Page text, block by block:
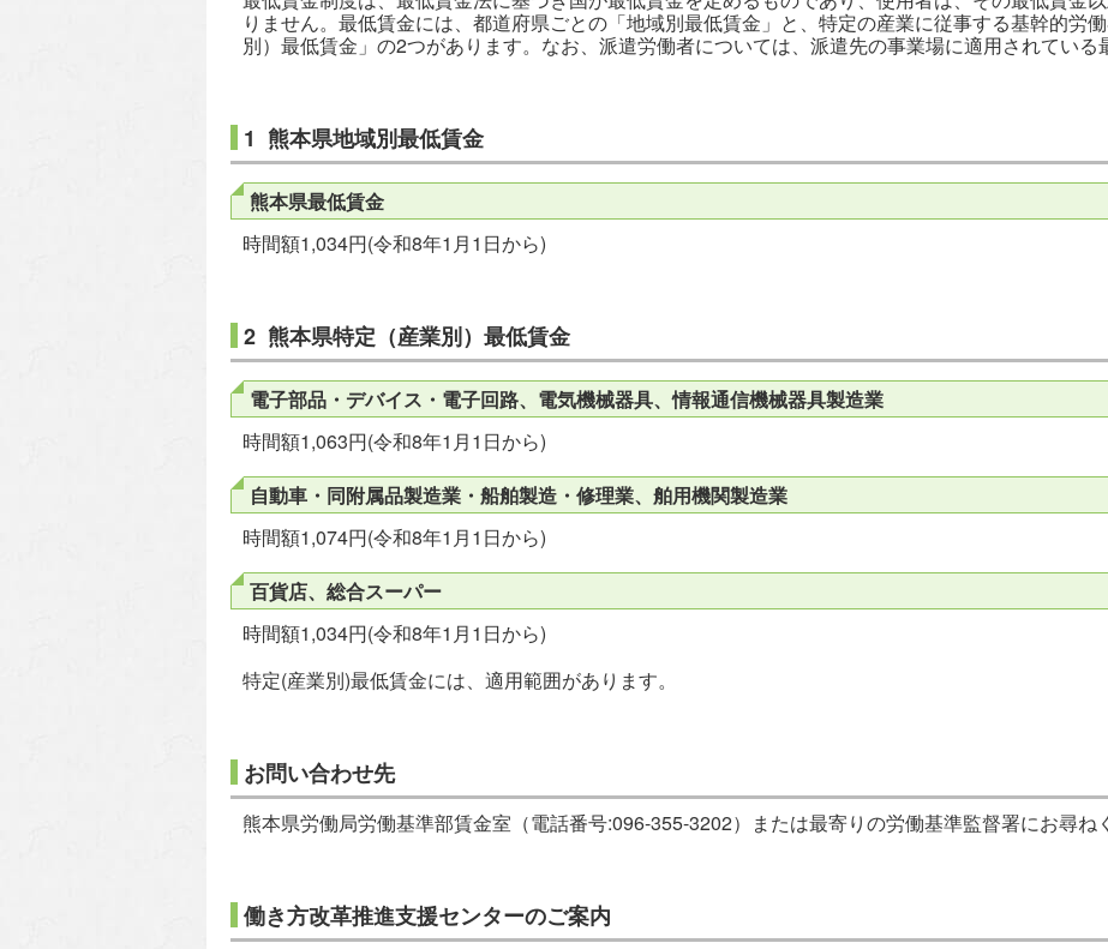
りません。最低賃金には、都道府県ごとの「地域別最低賃金」と、特定の産業に従事する基幹的労
別）最低賃金」の2つがあります。なお、派遣労働者については、派遣先の事業場に適用されている
1 熊本県地域別最低賃金
熊本県最低賃金
時間額1,034円(令和8年1月1日から)
2 熊本県特定（産業別）最低賃金
電子部品・デバイス・電子回路、電気機械器具、情報通信機械器具製造業
時間額1,063円(令和8年1月1日から)
自動車・同附属品製造業・船舶製造・修理業、舶用機関製造業
時間額1,074円(令和8年1月1日から)
百貨店、総合スーパー
時間額1,034円(令和8年1月1日から)
特定(産業別)最低賃金には、適用範囲があります。
お問い合わせ先
熊本県労働局労働基準部賃金室（電話番号:096-355-3202）または最寄りの労働基準監督署にお尋ね
働き方改革推進支援センターのご案内